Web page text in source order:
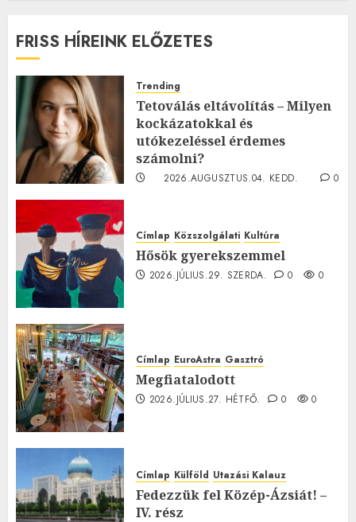
FRISS HÍREINK ELŐZETES
Trending
Tetoválás eltávolítás – Milyen
kockázatokkal és
utókezeléssel érdemes
számolni?
2026.AUGUSZTUS.04. KEDD.
0
Címlap Közszolgálati Kultúra
Hősök gyerekszemmel
2026.JÚLIUS.29. SZERDA. 0 0
Címlap EuroAstra Gasztró
Megfiatalodott
2026.JÚLIUS.27. HÉTFŐ. 0 0
Címlap Külföld Utazási Kalauz
Fedezzük fel Közép-Ázsiát! –
IV. rész